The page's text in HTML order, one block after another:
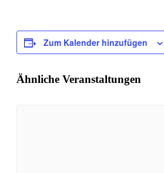
Zum Kalender hinzufügen
Ähnliche Veranstaltungen